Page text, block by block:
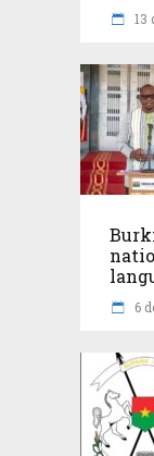
13
6